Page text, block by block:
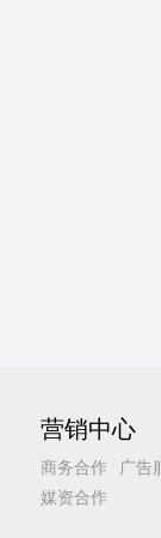
营销中心
商务合作
广告
媒资合作